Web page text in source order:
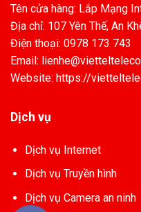
Tên cửa hàng: Lắp Mạng
Địa chỉ: 107 Yên Thế, An
Điện thoại: 0978 173 743
Email:
Website: https://
Dịch vụ
Dịch vụ Internet
Dịch vụ Truyền hình
Dịch vụ Camera an ninh